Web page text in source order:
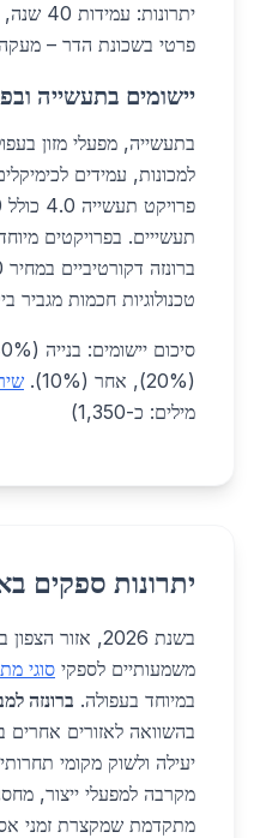
פרטי בשכונת הדר – מעקה ברונזה
יישומים בתעשייה
בתעשייה, מפעלי מזון
תעשייים. בפרויקטים
טכנולוגיות חכמות מגביר
(20%), אחר (10%).
מילים: כ-1,350)
יתרונות ספקים
בשנת 2026, אזור
משמעותיים לספקי סוגי
במיוחד בעפולה. ברונזה
בהשוואה לאזורים אחרים
יעילה ולשוק מקומי
מקרבה למפעלי ייצור,
מתקדמת שמקצרת זמני